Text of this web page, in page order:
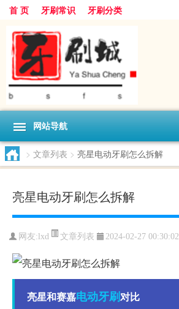
首 页 牙刷常识 牙刷分类
网站导航
> 文章列表 > 亮星电动牙刷怎么拆解
亮星电动牙刷怎么拆解
网友: lxd 文章列表 2024-02-27 00:30:02
亮星和赛嘉电动牙刷对比